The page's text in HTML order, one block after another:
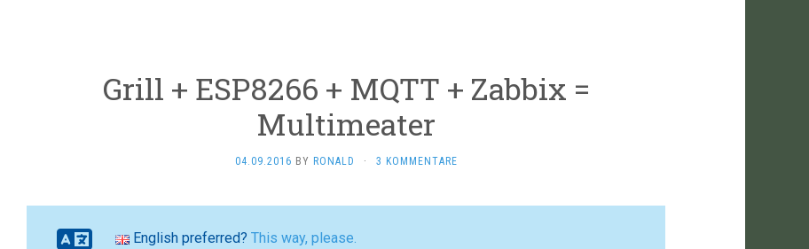
Grill + ESP8266 + MQTT + Zabbix =
Multimeater
04.09.2016 BY RONALD · 3 KOMMENTARE
English preferred? This way, please.